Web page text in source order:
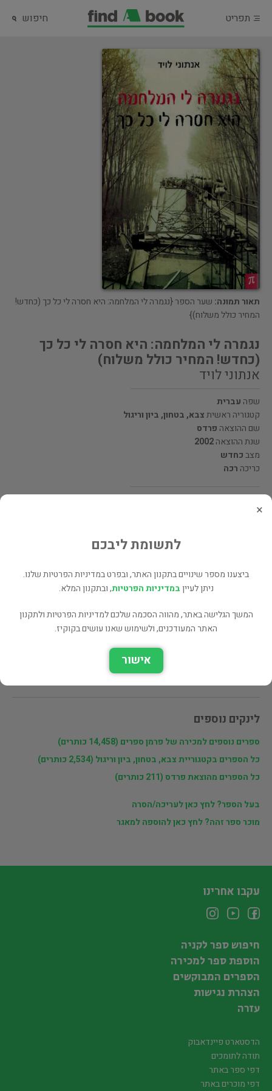
תפריט חיפוש
תאור תמונה: שער הספר {נגמרה לי המלחמה: היא חסרה לי כל כך (כחדש!
המחיר כולל משלוח)}
נגמרה לי המלחמה: היא חסרה לי כל כך
(כחדש! המחיר כולל משלוח)
אנתוני לויד
שפה עברית
קטגוריה ראשיתצבא, בטחון, ביון וריגול
שם ההוצאה פרדס
שנת ההוצאה2002
מצבכחדש
כריכה רכה
לינקים נוספים
ספרים נוספים למכירה של פרמן ספרים (14,458 כותרים)
כל הספרים בקטגוריית צבא, בטחון, ביון וריגול (2,534 כותרים)
כל הספרים מהוצאת פרדס (211 כותרים)
בעל הספר? לחץ כאן לעריכה/הסרה
מוכר ספר זהה? לחץ כאן להוספה למאגר
×
לתשומת ליבכם
ביצענו מספר שינויים בתקנון האתר, ובפרט במדיניות הפרטיות שלנו.
ניתן לעייןבמדיניות הפרטיות, ובתקנון המלא.
המשך הגלישה באתר, מהווה הסכמה שלכם למדיניות הפרטיות ולתקנון
האתר המעודכנים, ולשימוש שאנו עושים בקוקיז.
אישור
עקבו אחרינו
חיפוש ספר לקניה
הוספת ספר למכירה
הספרים המבוקשים
הצהרת נגישות
עזרה
הדסטארט פיינדאבוק
תודה לתומכים
דפי ספר באתר
דפי מוכרים באתר